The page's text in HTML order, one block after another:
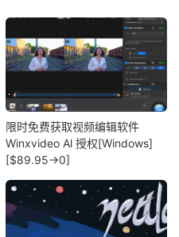
限时免费获取视频编辑软件
Winxvideo Al 授权[Windows]
[$89.95→0]